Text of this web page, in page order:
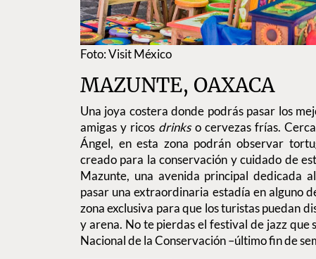
Foto: Visit México
MAZUNTE, OAXACA
Una joya costera donde podrás pasar los
amigas y ricos drinkso cervezas frías.
Ángel, en esta zona podrán observar
creado para la conservación y cuidado de
Mazunte, una avenida principal dedicada
pasar una extraordinaria estadía en alguno
zona exclusiva para que los turistas puedan
y arena. No te pierdas el festival de jazz que
Nacional de la Conservación –último fin de